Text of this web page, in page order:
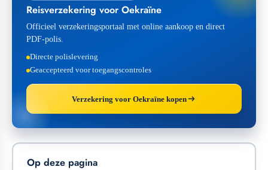
Reisverzekering voor Oekraïne
Officieel verzekeringsportaal met online aankoop en direct
PDF-polis.
Directe polislevering
Geaccepteerd voor toegangscontroles
Verzekering voor Oekraïne kopen
Op deze pagina